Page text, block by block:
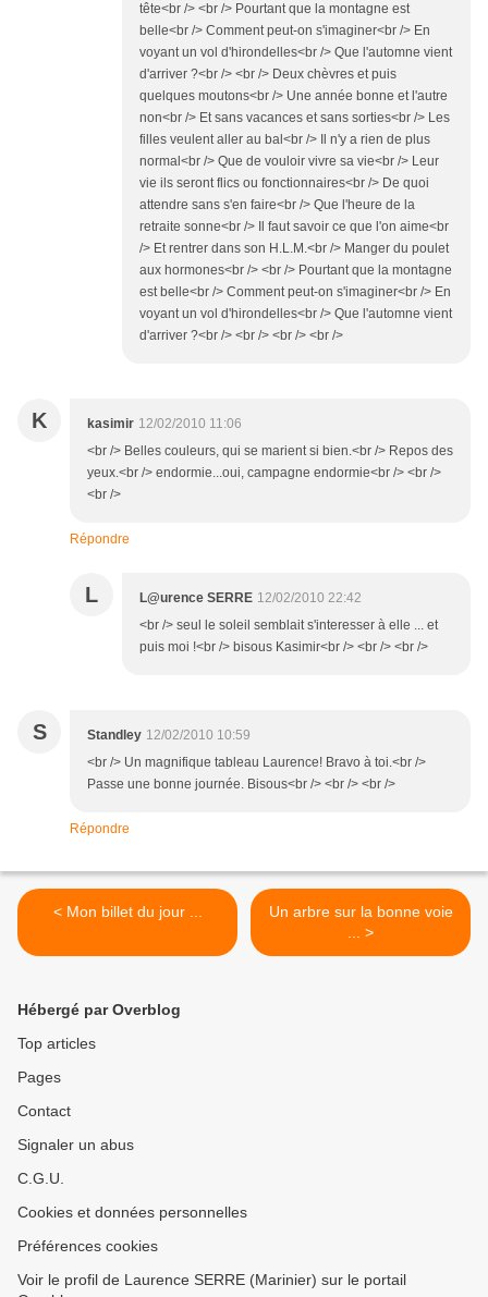
tête<br /> <br /> Pourtant que la montagne est
belle<br /> Comment peut-on s'imaginer<br /> En
voyant un vol d'hirondelles<br /> Que l'automne vient
d'arriver ?<br /> <br /> Deux chèvres et puis
quelques moutons<br /> Une année bonne et l'autre
non<br /> Et sans vacances et sans sorties<br /> Les
filles veulent aller au bal<br /> Il n'y a rien de plus
normal<br /> Que de vouloir vivre sa vie<br /> Leur
vie ils seront flics ou fonctionnaires<br /> De quoi
attendre sans s'en faire<br /> Que l'heure de la
retraite sonne<br /> Il faut savoir ce que l'on aime<br
/> Et rentrer dans son H.L.M.<br /> Manger du poulet
aux hormones<br /> <br /> Pourtant que la montagne
est belle<br /> Comment peut-on s'imaginer<br /> En
voyant un vol d'hirondelles<br /> Que l'automne vient
d'arriver ?<br /> <br /> <br /> <br />
K kasimir 12/02/2010 11:06
<br /> Belles couleurs, qui se marient si bien.<br /> Repos des
yeux.<br /> endormie...oui, campagne endormie<br /> <br />
<br />
Répondre
L L@urence SERRE 12/02/2010 22:42
<br /> seul le soleil semblait s'interesser à elle ... et
puis moi !<br /> bisous Kasimir<br /> <br /> <br />
S Standley 12/02/2010 10:59
<br /> Un magnifique tableau Laurence! Bravo à toi.<br />
Passe une bonne journée. Bisous<br /> <br /> <br />
Répondre
< Mon billet du jour ...
Un arbre sur la bonne voie
... >
Hébergé par Overblog
Top articles
Pages
Contact
Signaler un abus
C.G.U.
Cookies et données personnelles
Préférences cookies
Voir le profil de Laurence SERRE (Marinier) sur le portail